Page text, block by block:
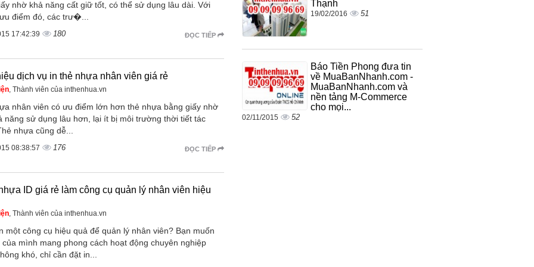
nhờ khả năng cất giữ tốt, có thể sử dụng lâu dài. Với
điểm đó, các trư�...
ĐỌC TIẾP
17:42:39 180
dịch vụ in thẻ nhựa nhân viên giá rẻ
, Thành viên của inthenhua.vn
nhân viên có ưu điểm lớn hơn thẻ nhựa bằng giấy nhờ
năng sử dụng lâu hơn, lại ít bị môi trường thời tiết tác
nhựa cũng dễ...
ĐỌC TIẾP
08:38:57 176
ID giá rẻ làm công cụ quản lý nhân viên hiệu
, Thành viên của inthenhua.vn
một công cụ hiệu quả để quản lý nhân viên? Bạn muốn
của mình mang phong cách hoạt động chuyên nghiệp
khó, chỉ cần đặt in...
Thạnh
19/02/2016 51
Báo Tiền Phong đưa tin
về MuaBanNhanh.com -
MuaBanNhanh.com và
nền tảng M-Commerce
cho mọi...
02/11/2015 52